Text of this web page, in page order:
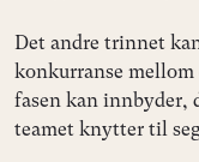
Det andre trinnet
konkurranse mellom
fasen kan innbyder,
teamet knytter til